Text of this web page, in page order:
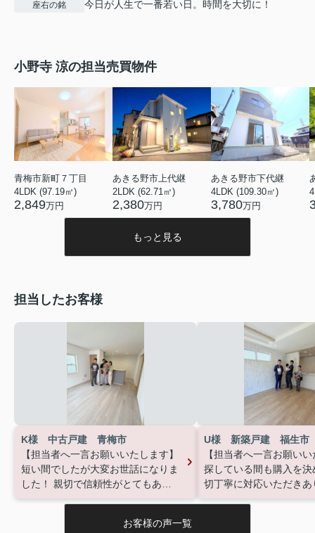
座右の銘 今日が人生で一番若い日。時間を大切に！
小野寺 涼の担当売買物件
青梅市新町７丁目
4LDK (97.19㎡)
2,849万円
あきる野市上代継
2LDK (62.71㎡)
2,380万円
あきる野市下代継
4LDK (109.30㎡)
3,780万円
もっと見る
担当したお客様
K様 中古戸建 青梅市
【担当者へ一言お願いいたします】
短い間でしたが大変お世話になりま
した！
親切で信頼性がとてもあり
U様 新築戸建 福生市
【担当者へ一言お願い
探している間も購入を決
切丁寧に対応いただきあ
お客様の声一覧